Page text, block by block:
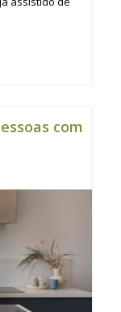
com